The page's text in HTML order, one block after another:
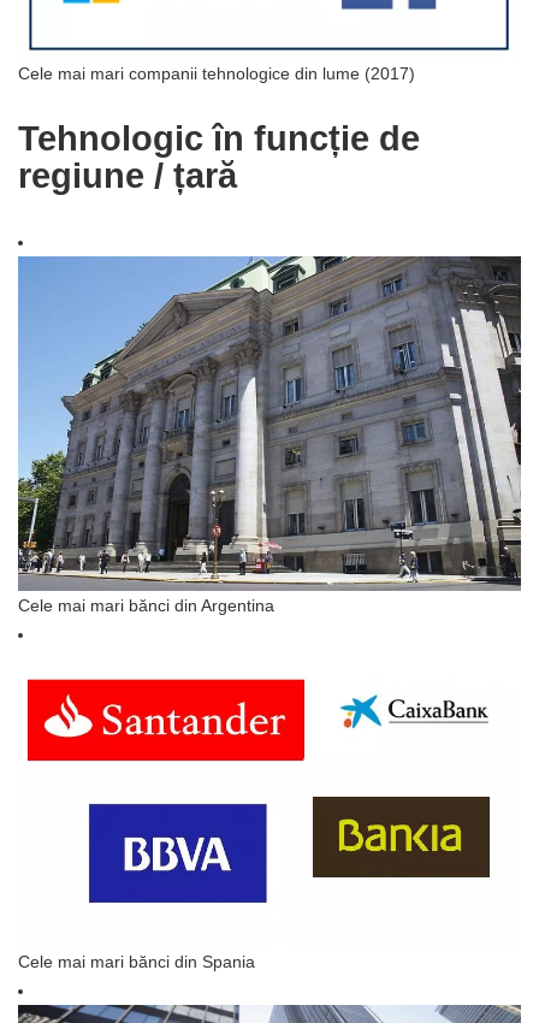
Cele mai mari companii tehnologice din lume (2017)
Tehnologic în funcție de
regiune / țară
Cele mai mari bănci din Argentina
Cele mai mari bănci din Spania